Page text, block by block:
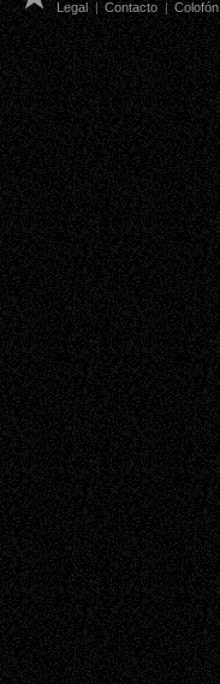
Legal | Contacto | Colofón